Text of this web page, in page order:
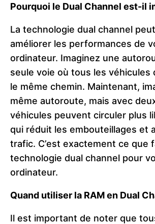
Pourquoi le Dual Channel est-il
La technologie dual channel
améliorer les performances de
ordinateur. Imaginez une
seule voie où tous les véhicules
le même chemin. Maintenant,
même autoroute, mais avec
véhicules peuvent circuler plus
qui réduit les embouteillages et
trafic. C’est exactement ce que
technologie dual channel pour
ordinateur.
Quand utiliser la RAM en Dual
Il est important de noter que